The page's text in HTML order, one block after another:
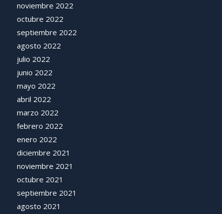
noviembre 2022
octubre 2022
septiembre 2022
agosto 2022
julio 2022
junio 2022
mayo 2022
abril 2022
marzo 2022
febrero 2022
enero 2022
diciembre 2021
noviembre 2021
octubre 2021
septiembre 2021
agosto 2021